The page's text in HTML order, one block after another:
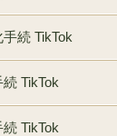
続 TikTok
TikTok
TikTok